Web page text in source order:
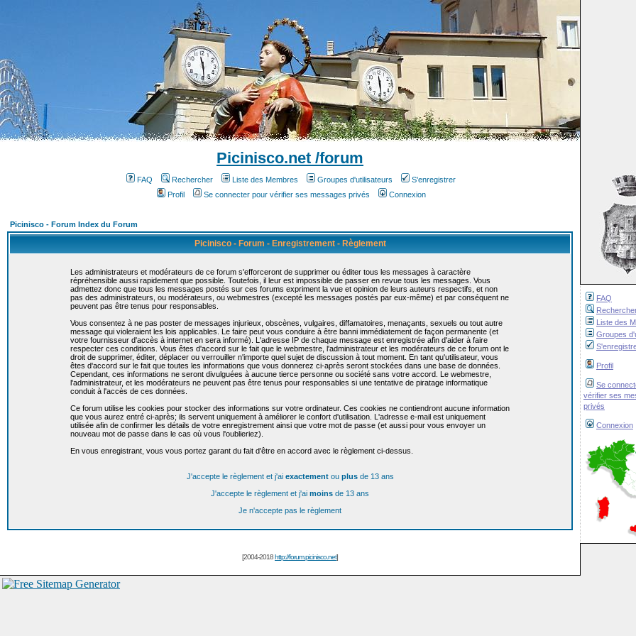
FAQ
Liste des
Groupes
Profil
Se
vérifier ses
privés
Connexion
Picinisco.net /forum
FAQ Rechercher Liste des Membres Groupes d'utilisateurs
S'enregistrer
Profil
Se connecter pour vérifier ses messages privés Connexion
Picinisco - Forum Index du Forum
Picinisco - Forum - Enregistrement - Règlement
Les administrateurs et modérateurs de ce forum s'efforceront de supprimer ou éditer tous les messages à caractère
répréhensible aussi rapidement que possible. Toutefois, il leur est impossible de passer en revue tous les messages. Vous
admettez donc que tous les messages postés sur ces forums expriment la vue et opinion de leurs auteurs respectifs, et non
pas des administrateurs, ou modérateurs, ou webmestres (excepté les messages postés par eux-même) et par conséquent ne
peuvent pas être tenus pour responsables.
Vous consentez à ne pas poster de messages injurieux, obscènes, vulgaires, diffamatoires, menaçants, sexuels ou tout autre
message qui violeraient les lois applicables. Le faire peut vous conduire à être banni immédiatement de façon permanente (et
votre fournisseur d'accès à internet en sera informé). L'adresse IP de chaque message est enregistrée afin d'aider à faire
respecter ces conditions. Vous êtes d'accord sur le fait que le webmestre, l'administrateur et les modérateurs de ce forum ont le
droit de supprimer, éditer, déplacer ou verrouiller n'importe quel sujet de discussion à tout moment. En tant qu'utilisateur, vous
êtes d'accord sur le fait que toutes les informations que vous donnerez ci-après seront stockées dans une base de données.
Cependant, ces informations ne seront divulguées à aucune tierce personne ou société sans votre accord. Le webmestre,
l'administrateur, et les modérateurs ne peuvent pas être tenus pour responsables si une tentative de piratage informatique
conduit à l'accès de ces données.
Ce forum utilise les cookies pour stocker des informations sur votre ordinateur. Ces cookies ne contiendront aucune information
que vous aurez entré ci-après; ils servent uniquement à améliorer le confort d'utilisation. L'adresse e-mail est uniquement
utilisée afin de confirmer les détails de votre enregistrement ainsi que votre mot de passe (et aussi pour vous envoyer un
nouveau mot de passe dans le cas où vous l'oublieriez).
En vous enregistrant, vous vous portez garant du fait d'être en accord avec le règlement ci-dessus.
J'accepte le règlement et j'ai exactementou plusde 13 ans
J'accepte le règlement et j'ai moins de 13 ans
Je n'accepte pas le règlement
[2004-2018http://forum.picinisco.net]